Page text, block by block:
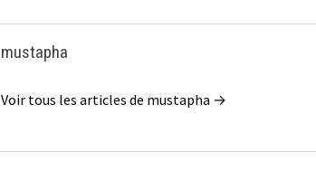
mustapha
Voir tous les articles de mustapha →